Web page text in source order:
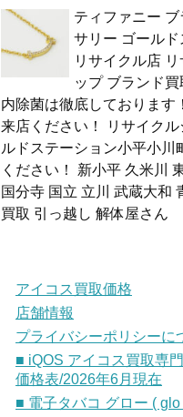
ティファニー
サリー ゴール
リサイクル店
ップ ブランド
内除菌は徹底しております
来店ください！ リサイク
ルドステーション小平小川
ください！ 新小平 久米川
国分寺 国立 立川 武蔵大和
買取 引っ越し 解体屋さん
アイコス買取価格
店舗情報
プライバシーポリシーに
■ iQOS アイコス買取専
価格表/2026年6月現在
■ 電子タバコ グロー (